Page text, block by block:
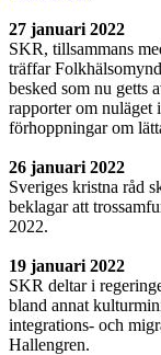
27 januari 2022
SKR, tillsammans
träffar
besked som nu getts
rapporter om nuläget
förhoppningar om
26 januari 2022
Sveriges kristna råd
beklagar att
2022.
19 januari 2022
SKR deltar i
bland annat
integrations- och
Hallengren.